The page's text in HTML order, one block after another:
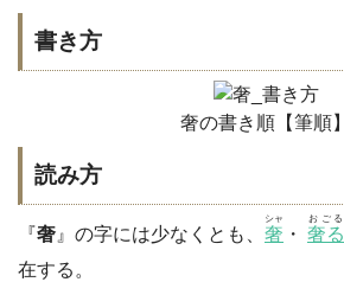
書き方
奢の書き順【筆順】
読み方
『奢』の字には少なくとも、 奢
シャ
・ 奢る
おごる
在する。